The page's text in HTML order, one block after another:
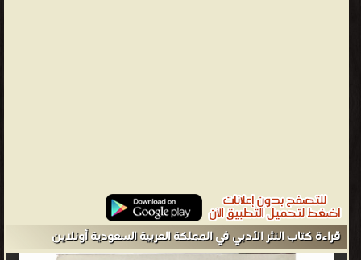
قراءة كتاب النثر الأدبي في المملكة العربية السعودية أونلاين